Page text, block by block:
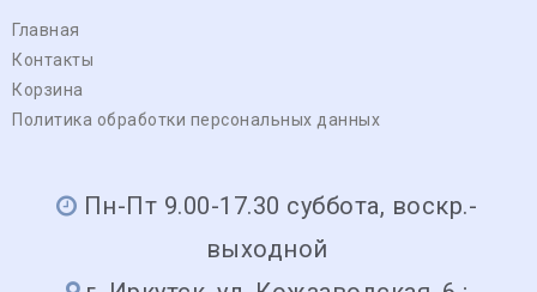
Главная
Контакты
Корзина
Политика обработки персональных данных
Пн-Пт 9.00-17.30 суббота, воскр.-
выходной